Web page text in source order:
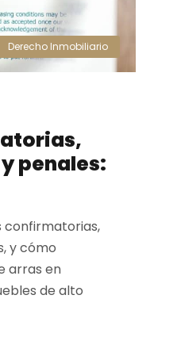
Derecho Inmobiliario
penales:
confirmatorias,
y cómo
arras en
de alto